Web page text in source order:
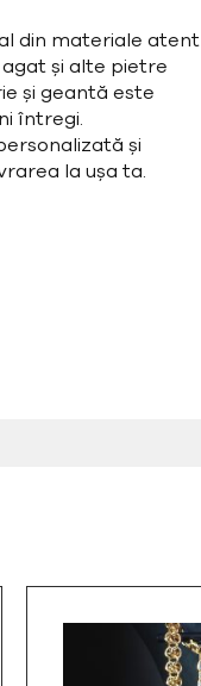
din materiale atent
și alte pietre
și geantă este
întregi.
și
la ușa ta.